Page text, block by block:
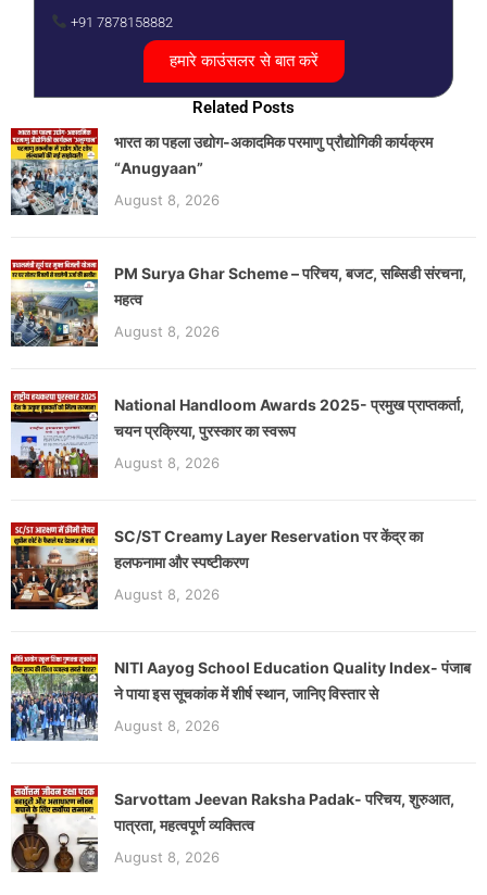
+91 7878158882
हमारे काउंसलर से बात करें
Related Posts
भारत का पहला उद्योग-अकादमिक परमाणु प्रौद्योगिकी कार्यक्रम
“Anugyaan”
August 8, 2026
PM Surya Ghar Scheme – परिचय, बजट, सब्सिडी संरचना,
महत्व
August 8, 2026
National Handloom Awards 2025- प्रमुख प्राप्तकर्ता,
चयन प्रक्रिया, पुरस्कार का स्वरूप
August 8, 2026
SC/ST Creamy Layer Reservation पर केंद्र का
हलफनामा और स्पष्टीकरण
August 8, 2026
NITI Aayog School Education Quality Index- पंजाब
ने पाया इस सूचकांक में शीर्ष स्थान, जानिए विस्तार से
August 8, 2026
Sarvottam Jeevan Raksha Padak- परिचय, शुरुआत,
पात्रता, महत्वपूर्ण व्यक्तित्व
August 8, 2026